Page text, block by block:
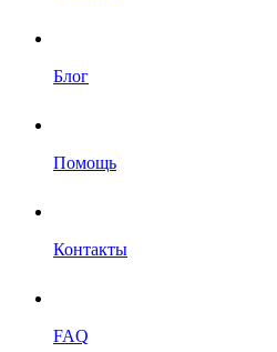
Блог
Помощь
Контакты
FAQ